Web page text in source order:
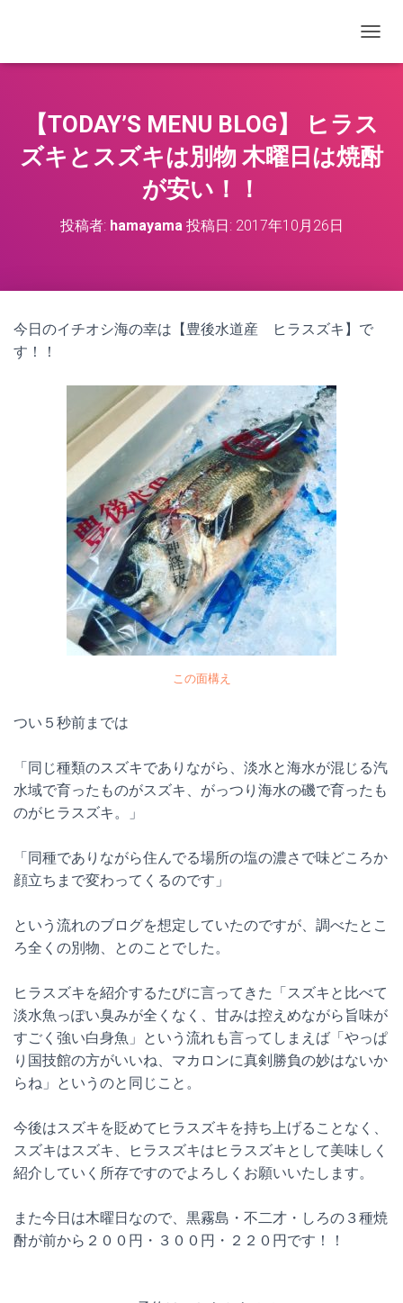
【TODAY’S MENU BLOG】 ヒラス
ズキとスズキは別物 木曜日は焼酎
が安い！！
投稿者: hamayama投稿日: 2017年10月26日
今日のイチオシ海の幸は【豊後水道産 ヒラスズキ】で
す！！
この面構え
つい５秒前までは
「同じ種類のスズキでありながら、淡水と海水が混じる汽
水域で育ったものがスズキ、がっつり海水の磯で育ったも
のがヒラスズキ。」
「同種でありながら住んでる場所の塩の濃さで味どころか
顔立ちまで変わってくるのです」
という流れのブログを想定していたのですが、調べたとこ
ろ全くの別物、とのことでした。
ヒラスズキを紹介するたびに言ってきた「スズキと比べて
淡水魚っぽい臭みが全くなく、甘みは控えめながら旨味が
すごく強い白身魚」という流れも言ってしまえば「やっぱ
り国技館の方がいいね、マカロンに真剣勝負の妙はないか
らね」というのと同じこと。
今後はスズキを貶めてヒラスズキを持ち上げることなく、
スズキはスズキ、ヒラスズキはヒラスズキとして美味しく
紹介していく所存ですのでよろしくお願いいたします。
また今日は木曜日なので、黒霧島・不二才・しろの３種焼
酎が前から２００円・３００円・２２０円です！！